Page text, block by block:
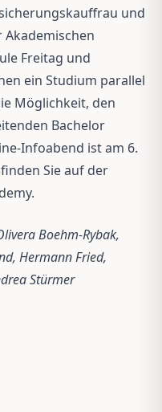
und
Freitag und
ein Studium parallel
Möglichkeit, den
Bachelor
Infoabend ist am 6.
Sie auf der
Boehm-Rybak,
Hermann Fried,
Stürmer